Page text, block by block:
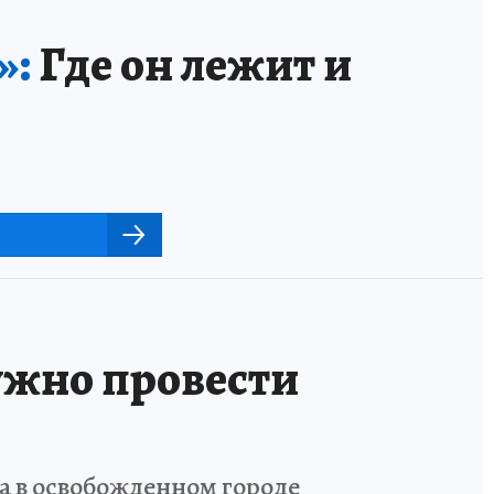
Где он лежит и
провести
в освобожденном городе